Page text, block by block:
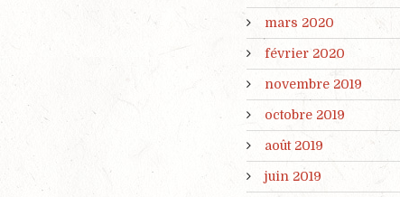
mars 2020
février 2020
novembre 2019
octobre 2019
août 2019
juin 2019